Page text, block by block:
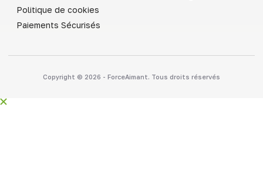
Politique de cookies
Paiements Sécurisés
Copyright © 2026 - ForceAimant. Tous droits réservés